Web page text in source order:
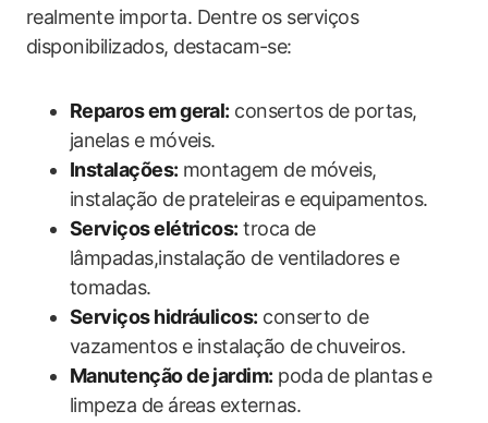
realmente importa. Dentre os serviços
disponibilizados, destacam-se:
Reparos em geral: consertos de portas,
janelas e móveis.
Instalações: montagem de móveis,
instalação de prateleiras e equipamentos.
Serviços elétricos: troca de
lâmpadas,instalação de ventiladores e
tomadas.
Serviços hidráulicos: conserto de
vazamentos e instalação de chuveiros.
Manutenção de jardim: poda de plantas e
limpeza de áreas externas.